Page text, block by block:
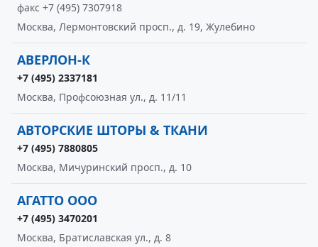
факс +7 (495) 7307918
Москва, Лермонтовский просп., д. 19, Жулебино
АВЕРЛОН-К
+7 (495) 2337181
Москва, Профсоюзная ул., д. 11/11
АВТОРСКИЕ ШТОРЫ & ТКАНИ
+7 (495) 7880805
Москва, Мичуринский просп., д. 10
АГАТТО ООО
+7 (495) 3470201
Москва, Братиславская ул., д. 8